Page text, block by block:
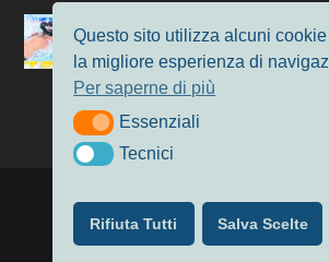
Giochi del Mediterraneo, i
Taranto 2026
9 Lug 2026
Nuoto
|
Nuoto
MasterS Podcast Il Nuoto in Cifre
Privacy & Cookie Policy
Questo sito utilizza alcuni
la migliore esperienza di
Per saperne di più
EssenzialiEssenziali
TecniciTecnici
Rifiuta Tutti Salva Scelte